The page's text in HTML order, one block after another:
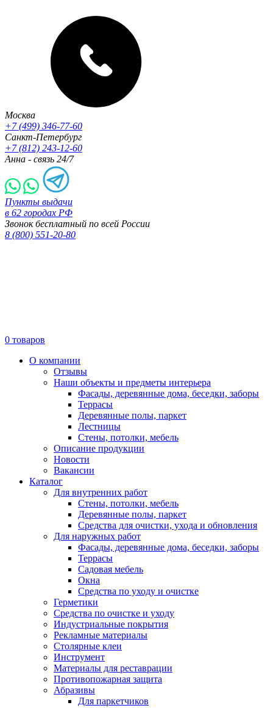
Москва
+7 (499) 346-77-60
Санкт-Петербург
+7 (812) 243-12-60
Анна - связь 24/7
Пункты выдачи
в 62 городах РФ
Звонок бесплатный по всей России
8 (800) 551-20-80
0 товаров
О компании
Отзывы
Наши объекты и предметы интерьера
Фасады, деревянные дома, беседки, заборы
Террасы
Деревянные полы, паркет
Лестницы
Стены, потолки, мебель
Описание продукции
Новости
Вакансии
Каталог
Для внутренних работ
Стены, потолки, мебель
Деревянные полы, паркет
Средства для очистки, ухода и обновления
Для наружных работ
Фасады, деревянные дома, беседки, заборы
Террасы
Садовая мебель
Окна
Средства по уходу и очистке
Герметики
Средства по очистке и уходу
Индустриальные покрытия
Рекламные материалы
Столярные клеи
Инструмент
Материалы для реставрации
Противопожарная защита
Абразивы
Для паркетчиков